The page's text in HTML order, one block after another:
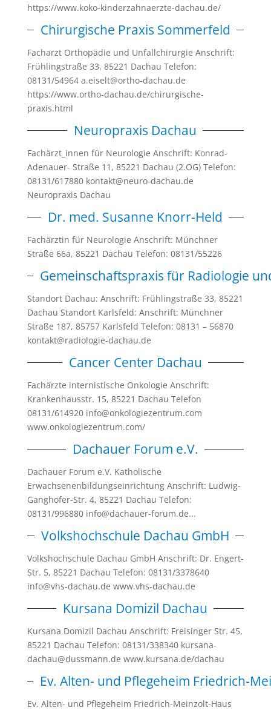
https://www.koko-kinderzahnaerzte-dachau.de/
Chirurgische Praxis Sommerfeld
Facharzt Orthopädie und Unfallchirurgie Anschrift:
Frühlingstraße 33, 85221 Dachau Telefon:
08131/54964 a.eiselt@ortho-dachau.de
https://www.ortho-dachau.de/chirurgische-
praxis.html
Neuropraxis Dachau
Fachärzt_innen für Neurologie Anschrift: Konrad-
Adenauer- Straße 11, 85221 Dachau (2.OG) Telefon:
08131/617880 kontakt@neuro-dachau.de
Neuropraxis Dachau
Dr. med. Susanne Knorr-Held
Fachärztin für Neurologie Anschrift: Münchner
Straße 66a, 85221 Dachau Telefon: 08131/55226
Gemeinschaftspraxis für Radiologie
Standort Dachau: Anschrift: Frühlingstraße 33, 85221
Dachau Standort Karlsfeld: Anschrift: Münchner
Straße 187, 85757 Karlsfeld Telefon: 08131 – 56870
kontakt@radiologie-dachau.de
Cancer Center Dachau
Fachärzte internistische Onkologie Anschrift:
Krankenhausstr. 15, 85221 Dachau Telefon
08131/614920 info@onkologiezentrum.com
www.onkologiezentrum.com/
Dachauer Forum e.V.
Dachauer Forum e.V. Katholische
Erwachsenenbildungseinrichtung Anschrift: Ludwig-
Ganghofer-Str. 4, 85221 Dachau Telefon:
08131/996880 info@dachauer-forum.de...
Volkshochschule Dachau GmbH
Volkshochschule Dachau GmbH Anschrift: Dr. Engert-
Str. 5, 85221 Dachau Telefon: 08131/3378640
info@vhs-dachau.de www.vhs-dachau.de
Kursana Domizil Dachau
Kursana Domizil Dachau Anschrift: Freisinger Str. 45,
85221 Dachau Telefon: 08131/338340 kursana-
dachau@dussmann.de www.kursana.de/dachau
Ev. Alten- und Pflegeheim Friedrich-
Ev. Alten- und Pflegeheim Friedrich-Meinzolt-Haus